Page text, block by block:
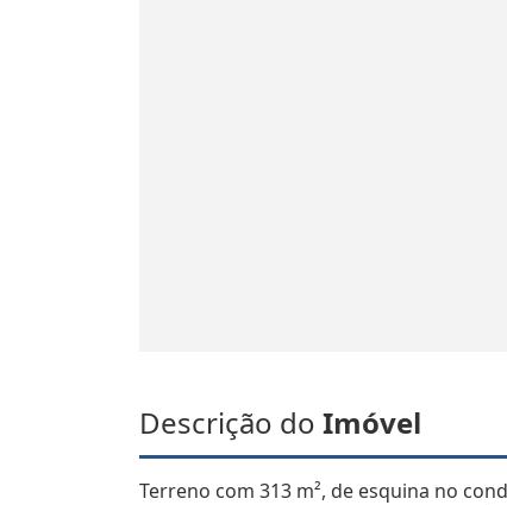
Descrição do Imóvel
Terreno com 313 m², de esquina no